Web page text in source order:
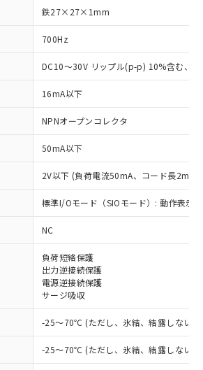
鉄27×27×1mm
700Hz
DC10～30V リップル(p-p) 10%含む、
16mA以下
NPNオープンコレクタ
50mA以下
2V以下 (負荷電流50mA、コード長2m時)
標準I/Oモード（SIOモード）: 動作表示
NC
負荷短絡保護
出力逆接続保護
電源逆接続保護
サージ吸収
-25～70℃ (ただし、氷結、結露しないこ
-25～70℃ (ただし、氷結、結露しないこ
件
：EU RoHS指令（10物質）の
した製品が提供可能な商品で
製品に切り替える予定のある